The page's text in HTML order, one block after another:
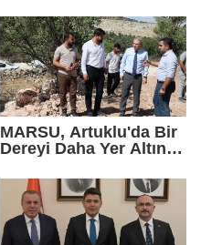
MARSU, Artuklu'da Bir
Dereyi Daha Yer Altına